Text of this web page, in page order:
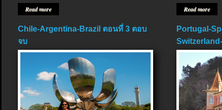
Read more Read more
Chile-Argentina-Brazil ตอนที่ 3 ตอบ
จบ
Portugal-